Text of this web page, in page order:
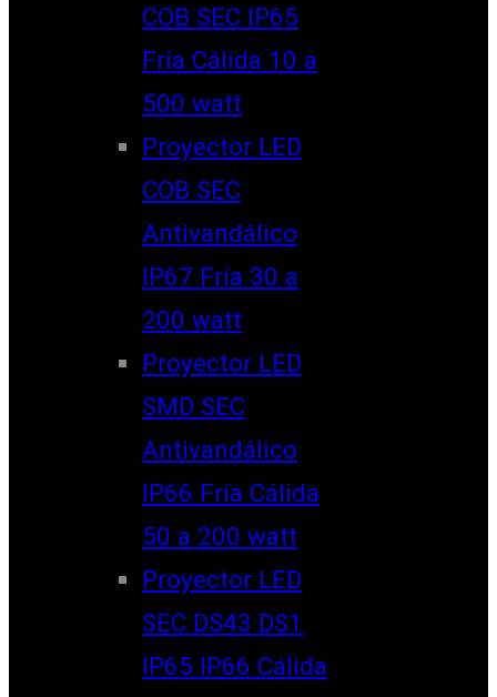
COB SEC IP65
Fría Cálida 10 a
500 watt
Proyector LED
COB SEC
Antivandálico
IP67 Fría 30 a
200 watt
Proyector LED
SMD SEC
Antivandálico
IP66 Fría Cálida
50 a 200 watt
Proyector LED
SEC DS43 DS1
IP65 IP66 Cálida